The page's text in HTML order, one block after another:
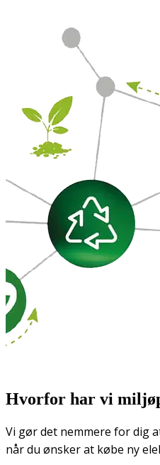
Hvorfor har vi
Vi gør det nemmere for dig
når du ønsker at købe ny